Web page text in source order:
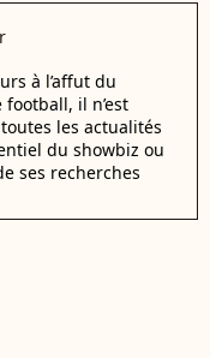
à l’affut du
il n’est
les actualités
du showbiz ou
ses recherches